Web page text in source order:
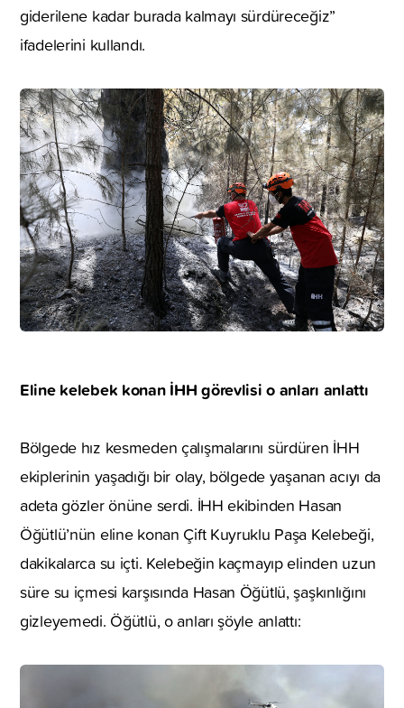
giderilene kadar burada kalmayı sürdüreceğiz”
ifadelerini kullandı.
Eline kelebek konan İHH görevlisi o anları anlattı
Bölgede hız kesmeden çalışmalarını sürdüren İHH
ekiplerinin yaşadığı bir olay, bölgede yaşanan acıyı da
adeta gözler önüne serdi. İHH ekibinden Hasan
Öğütlü’nün eline konan Çift Kuyruklu Paşa Kelebeği,
dakikalarca su içti. Kelebeğin kaçmayıp elinden uzun
süre su içmesi karşısında Hasan Öğütlü, şaşkınlığını
gizleyemedi. Öğütlü, o anları şöyle anlattı: